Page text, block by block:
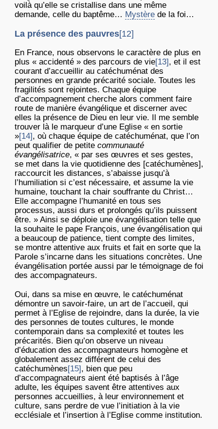
voilà qu’elle se cristallise dans une même
demande, celle du baptême… Mystère de la foi…
La présence des pauvres[12]
En France, nous observons le caractère de plus en
plus « accidenté » des parcours de vie[13] , et il est
courant d’accueillir au catéchuménat des
personnes en grande précarité sociale. Toutes les
fragilités sont rejointes. Chaque équipe
d’accompagnement cherche alors comment faire
route de manière évangélique et discerner avec
elles la présence de Dieu en leur vie. Il me semble
trouver là le marqueur d’une Eglise « en sortie
»[14] , où chaque équipe de catéchuménat, que l’on
peut qualifier de petite communauté
évangélisatrice, « par ses œuvres et ses gestes,
se met dans la vie quotidienne des [catéchumènes],
raccourcit les distances, s’abaisse jusqu’à
l’humiliation si c’est nécessaire, et assume la vie
humaine, touchant la chair souffrante du Christ…
Elle accompagne l’humanité en tous ses
processus, aussi durs et prolongés qu’ils puissent
être. » Ainsi se déploie une évangélisation telle que
la souhaite le pape François, une évangélisation qui
a beaucoup de patience, tient compte des limites,
se montre attentive aux fruits et fait en sorte que la
Parole s’incarne dans les situations concrètes. Une
évangélisation portée aussi par le témoignage de foi
des accompagnateurs.
Oui, dans sa mise en œuvre, le catéchuménat
démontre un savoir-faire, un art de l’accueil, qui
permet à l’Eglise de rejoindre, dans la durée, la vie
des personnes de toutes cultures, le monde
contemporain dans sa complexité et toutes les
précarités. Bien qu’on observe un niveau
d’éducation des accompagnateurs homogène et
globalement assez différent de celui des
catéchumènes[15] , bien que peu
d’accompagnateurs aient été baptisés à l’âge
adulte, les équipes savent être attentives aux
personnes accueillies, à leur environnement et
culture, sans perdre de vue l’initiation à la vie
ecclésiale et l’insertion à l’Eglise comme institution.